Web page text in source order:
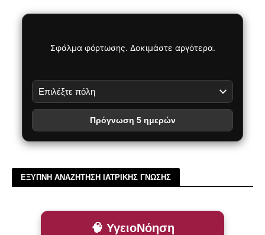
Σφάλμα φόρτωσης. Δοκιμάστε αργότερα.
Πρόγνωση 5 ημερών
ΕΞΥΠΝΗ ΑΝΑΖΗΤΗΣΗ ΙΑΤΡΙΚΗΣ ΓΝΩΣΗΣ
🧠 ΥγειοΝόηση